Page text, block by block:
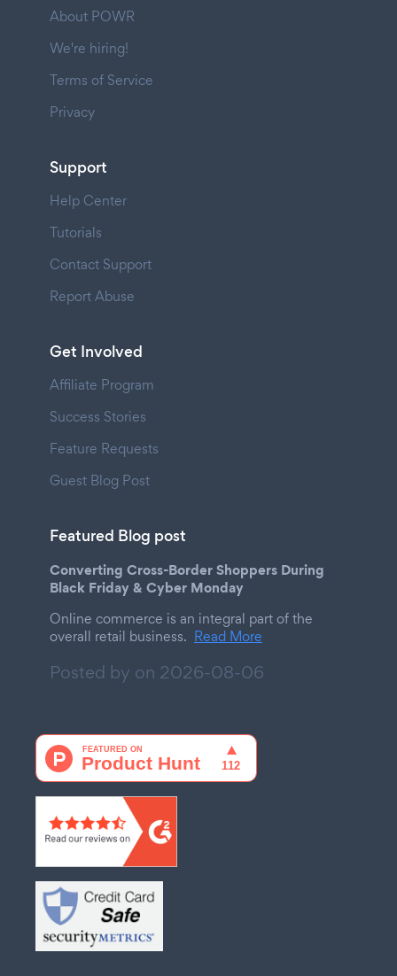
About POWR
We're hiring!
Terms of Service
Privacy
Support
Help Center
Tutorials
Contact Support
Report Abuse
Get Involved
Affiliate Program
Success Stories
Feature Requests
Guest Blog Post
Featured Blog post
Converting Cross-Border Shoppers During
Black Friday & Cyber Monday
Online commerce is an integral part of the
overall retail business. Read More
Posted by on 2026-08-06